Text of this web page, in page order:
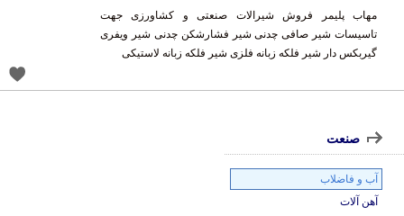
مهاب پلیمر فروش شیرالات صنعتی و کشاورزی جهت
تاسیسات شیر صافی چدنی شیر فشارشکن چدنی شیر ویفری
گیربکس دار شیر فلکه زبانه فلزی شیر فلکه زبانه لاستیکی
صنعت
آب و فاضلاب
آهن آلات